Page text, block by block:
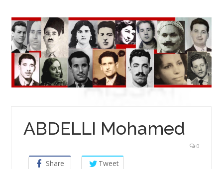
ABDELLI Mohamed
0
Share Tweet